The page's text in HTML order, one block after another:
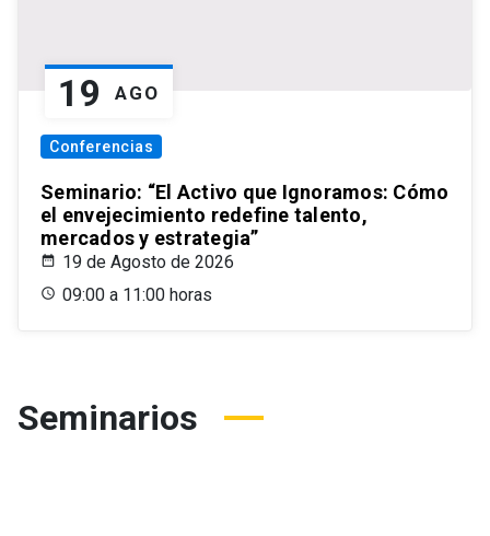
19 AGO
Conferencias
Seminario: “El Activo que Ignoramos: Cómo
el envejecimiento redefine talento,
mercados y estrategia”
19 de Agosto de 2026
09:00 a 11:00 horas
Seminarios